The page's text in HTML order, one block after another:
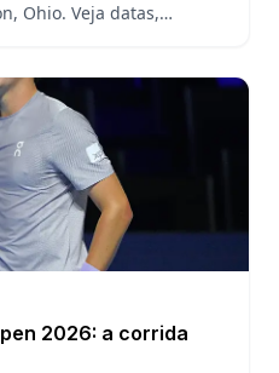
Ohio. Veja datas,
2026: a corrida